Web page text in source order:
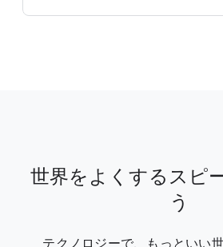
世界をよくするスピ
う